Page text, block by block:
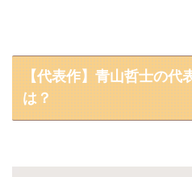
【代表作】青山哲士の代
は？